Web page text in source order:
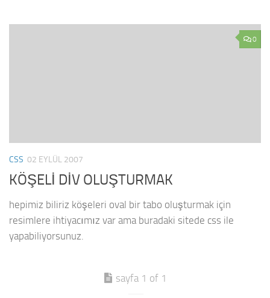
0
CSS 02 EYLÜL 2007
KÖŞELİ DİV OLUŞTURMAK
hepimiz biliriz köşeleri oval bir tabo oluşturmak için
resimlere ihtiyacımız var ama buradaki sitede css ile
yapabiliyorsunuz.
sayfa 1 of 1